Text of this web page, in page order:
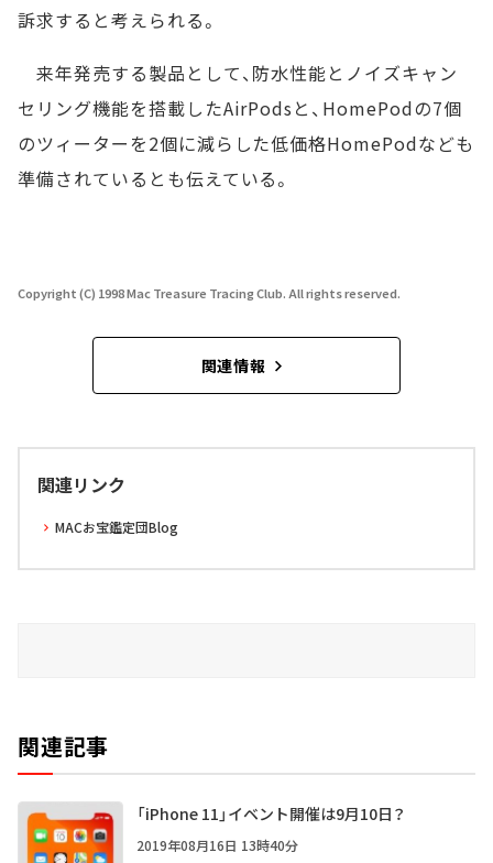
訴求すると考えられる。
来年発売する製品として、防水性能とノイズキャン
セリング機能を搭載したAirPodsと、HomePodの7個
のツィーターを2個に減らした低価格HomePodなども
準備されているとも伝えている。
Copyright (C) 1998 Mac Treasure Tracing Club. All rights reserved.
関連情報
関連リンク
MACお宝鑑定団Blog
関連記事
「iPhone 11」イベント開催は9月10日？
2019年08月16日 13時40分